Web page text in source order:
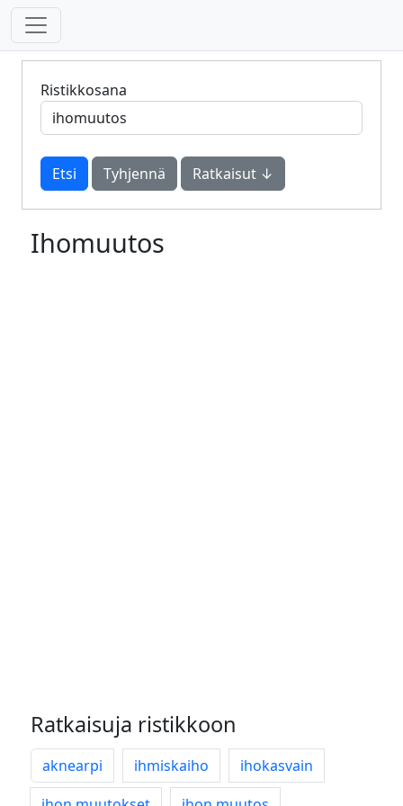
Ristikkosana
Tyhjennä Ratkaisut ↓
Ihomuutos
Ratkaisuja ristikkoon
aknearpi ihmiskaiho
ihokasvain